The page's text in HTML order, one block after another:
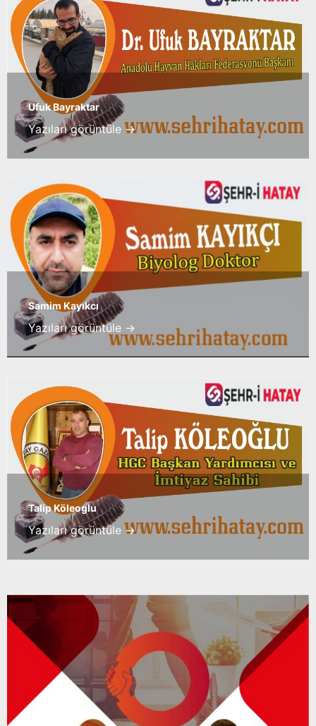
Ufuk Bayraktar
Yazıları görüntüle →
Samim Kayıkcı
Yazıları görüntüle →
Talip Köleoglu
Yazıları görüntüle →